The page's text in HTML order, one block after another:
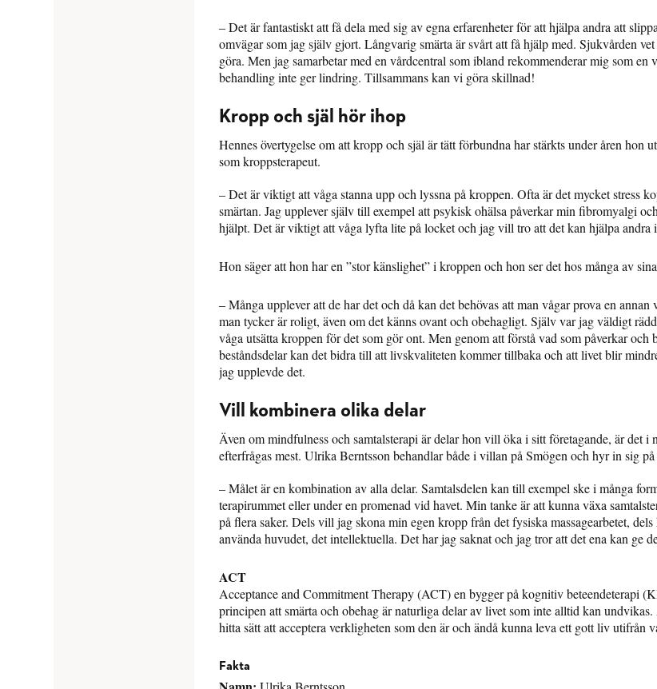
– Det är fantastiskt att få dela med sig av egna erfarenheter för att hjälpa andra att
omvägar som jag själv gjort. Långvarig smärta är svårt att få hjälp med. Sjukvården
göra. Men jag samarbetar med en vårdcentral som ibland rekommenderar mig som en
behandling inte ger lindring. Tillsammans kan vi göra skillnad!
Kropp och själ hör ihop
Hennes övertygelse om att kropp och själ är tätt förbundna har stärkts under åren hon
som kroppsterapeut.
– Det är viktigt att våga stanna upp och lyssna på kroppen. Ofta är det mycket stress
smärtan. Jag upplever själv till exempel att psykisk ohälsa påverkar min fibromyalgi
hjälpt. Det är viktigt att våga lyfta lite på locket och jag vill tro att det kan hjälpa andra
Hon säger att hon har en ”stor känslighet” i kroppen och hon ser det hos många av
– Många upplever att de har det och då kan det behövas att man vågar prova en
man tycker är roligt, även om det känns ovant och obehagligt. Själv var jag väldigt
våga utsätta kroppen för det som gör ont. Men genom att förstå vad som påverkar och
beståndsdelar kan det bidra till att livskvaliteten kommer tillbaka och att livet blir
jag upplevde det.
Vill kombinera olika delar
Även om mindfulness och samtalsterapi är delar hon vill öka i sitt företagande, är det i
efterfrågas mest. Ulrika Berntsson behandlar både i villan på Smögen och hyr in sig
– Målet är en kombination av alla delar. Samtalsdelen kan till exempel ske i många
terapirummet eller under en promenad vid havet. Min tanke är att kunna växa
på flera saker. Dels vill jag skona min egen kropp från det fysiska massagearbetet,
använda huvudet, det intellektuella. Det har jag saknat och jag tror att det ena kan ge
ACT
Acceptance and Commitment Therapy (ACT) en bygger på kognitiv beteendeterapi
principen att smärta och obehag är naturliga delar av livet som inte alltid kan
hitta sätt att acceptera verkligheten som den är och ändå kunna leva ett gott liv utifrån
Fakta